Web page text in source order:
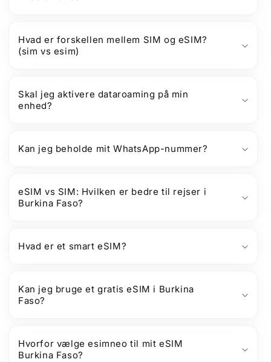
Hvad er forskellen mellem SIM og eSIM?
(sim vs esim)
Skal jeg aktivere dataroaming på min
enhed?
Kan jeg beholde mit WhatsApp-nummer?
eSIM vs SIM: Hvilken er bedre til rejser i
Burkina Faso?
Hvad er et smart eSIM?
Kan jeg bruge et gratis eSIM i Burkina
Faso?
Hvorfor vælge esimneo til mit eSIM
Burkina Faso?